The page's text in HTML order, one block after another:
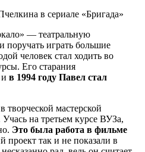
в сериале «Бригада»
— театральную
поручать играть большие
человек стал ходить во
Его старания
в 1994 году Павел стал
творческой мастерской
на третьем курсе ВУЗа,
Это была работа в фильме
проект так и не показали в